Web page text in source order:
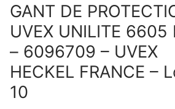
GANT DE
UVEX UNILITE 6605
– 6096709 – UVEX
HECKEL FRANCE –
10